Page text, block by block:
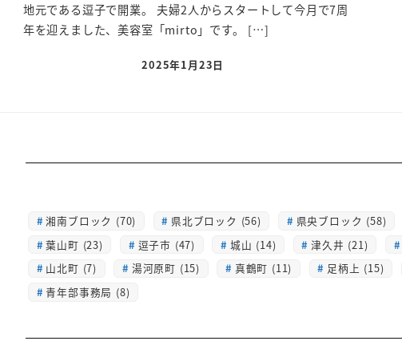
地元である逗子で開業。 夫婦2人からスタートして今月で7周
年を迎えました、美容室「mirto」です。 […]
2025年1月23日
湘南ブロック (70) 県北ブロック (56) 県央ブロック (58)
葉山町 (23)
逗子市 (47) 城山 (14) 津久井 (21)
山北町 (7)
湯河原町 (15) 真鶴町 (11) 足柄上 (15)
青年部事務局 (8)